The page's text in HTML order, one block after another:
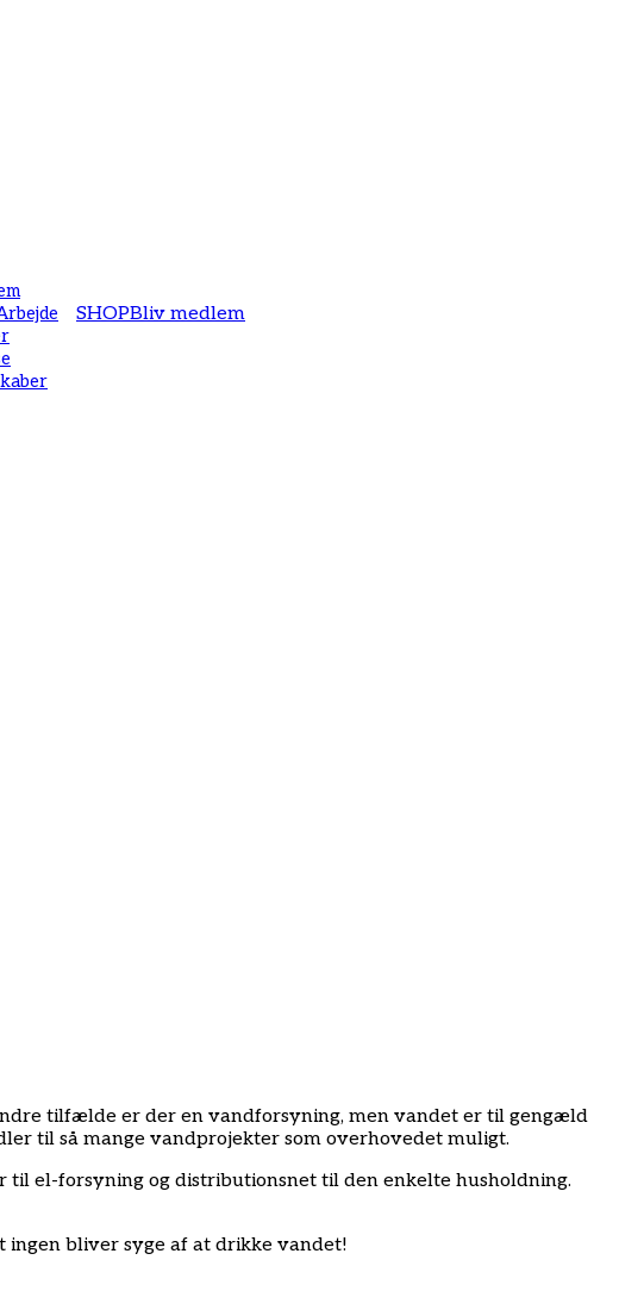
SHOPBliv medlem
tilfælde er der en vandforsyning, men vandet er til gengæld
til så mange vandprojekter som overhovedet muligt.
el-forsyning og distributionsnet til den enkelte husholdning.
ingen bliver syge af at drikke vandet!